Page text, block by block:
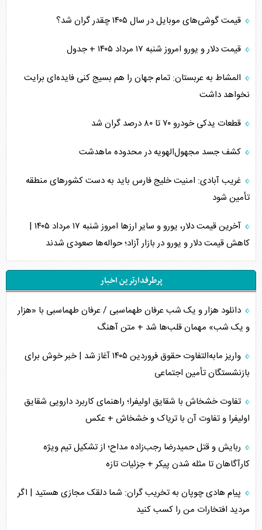
قیمت گوشی‌های موبایل در سال ۱۴۰۵ چقدر گران شد؟
قیمت دلار و یورو امروز شنبه ۱۷ مرداد ۱۴۰۵ + جدول
المشاط به عربستان: تمام جهان را هم بسیج کنی فایده‌ای برایت
نخواهد داشت
قطعات یدکی خودرو ۷۰ تا ۸۰ درصد گران شد
کشف جسد مجهول‌الهویه در محدوده ماهدشت
غریب آبادی: امنیت خلیج فارس باید به دست کشورهای منطقه
تأمین شود
آخرین قیمت دلار، یورو و سایر ارز‌ها امروز شنبه ۱۷ مرداد ۱۴۰۵ |
کاهش قیمت دلار و یورو در بازار آزاد؛ حواله‌ها صعودی شدند
پرطرفدارترین اخبار
دانلود هزار و یک شب عرفان طهماسبی / عرفان طهماسبی با «هزار
و یک شب» مهمان قلب‌ها شد + متن آهنگ
واریز مابه‌التفاوت حقوق فروردین ۱۴۰۵ آغاز شد | خبر خوش برای
بازنشستگان تأمین اجتماعی
تفاوت خشخاش با شقایق اولیفرا؛ راهنمای کاربرد دارویی شقایق
اولیفرا و تفاوت آن با تریاک و خشخاش + عکس
ربایش و قتل حمیدرضا رجب‌زاده مداح؛ از تشکیل تیم ویژه
کارآگاهان تا مثله شدن پیکر + جزئیات تازه
پیام هادی چوپان به تخریب گران: شما دلقک مجازی هستید | اگر
مردید افتخارات من را کسب کنید